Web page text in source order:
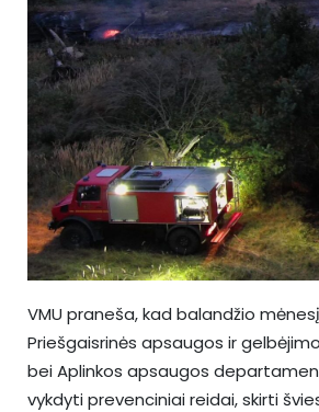
VMU praneša, kad balandžio
Priešgaisrinės apsaugos ir
bei Aplinkos apsaugos
vykdyti prevenciniai reidai, skirti